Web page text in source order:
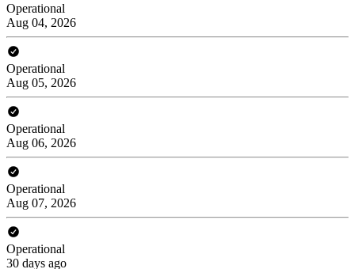
Operational
Aug 04, 2026
Operational
Aug 05, 2026
Operational
Aug 06, 2026
Operational
Aug 07, 2026
Operational
30 days ago